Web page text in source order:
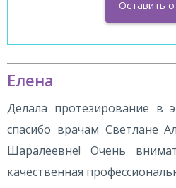
Елена
Делала протезирование в
спасибо врачам Светлане
Шаралеевне! Очень
качественная